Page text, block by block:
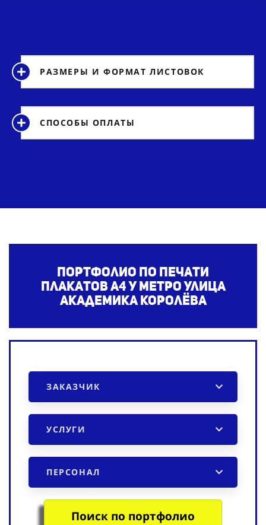
РАЗМЕРЫ И ФОРМАТ ЛИСТОВОК
СПОСОБЫ ОПЛАТЫ
Портфолио по печати
плакатов А4у метро Улица
Академика Королёва
ЗАКАЗЧИК
УСЛУГИ
ПЕРСОНАЛ
Поиск по портфолио